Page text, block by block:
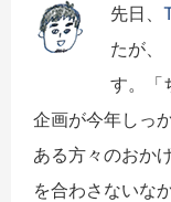
先日、
たが、
す。「
企画が今年しっ
ある方々のおか
を合わさないな